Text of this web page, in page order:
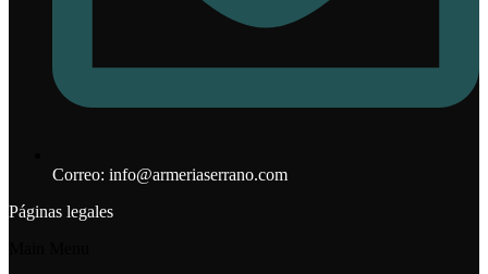
Correo: info@armeriaserrano.com
Páginas legales